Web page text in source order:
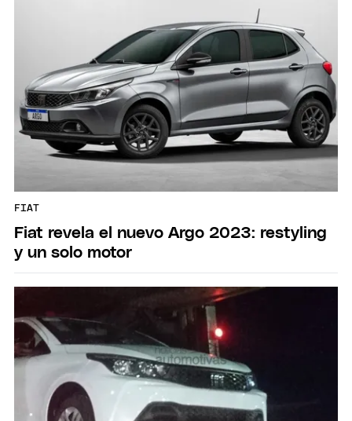
FIAT
Fiat revela el nuevo Argo 2023: restyling
y un solo motor